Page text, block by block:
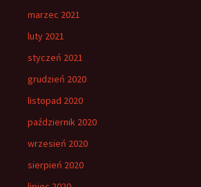
marzec 2021
luty 2021
styczeń 2021
grudzień 2020
listopad 2020
październik 2020
wrzesień 2020
sierpień 2020